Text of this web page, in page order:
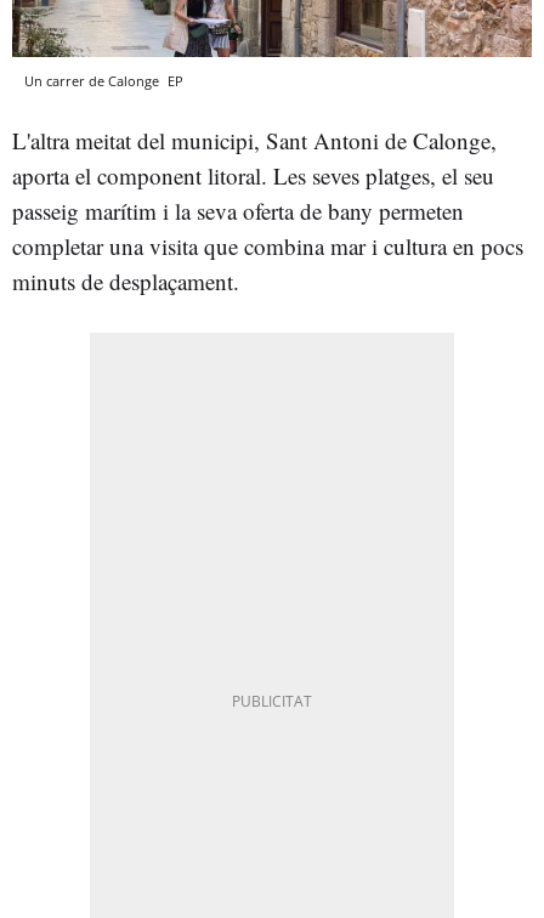
Un carrer de Calonge EP
L'altra meitat del municipi, Sant Antoni de Calonge,
aporta el component litoral. Les seves platges, el seu
passeig marítim i la seva oferta de bany permeten
completar una visita que combina mar i cultura en pocs
minuts de desplaçament.